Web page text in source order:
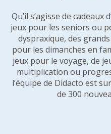
Qu’il s’agisse de
jeux pour les seniors ou
dyspraxique, des
pour les dimanches en
jeux pour le voyage, de
multiplication ou
l’équipe de Didacto est
de 300